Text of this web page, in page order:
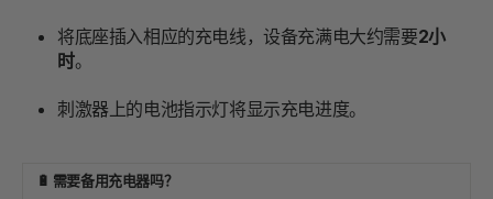
将底座插入相应的充电线，设备充满电大约需要2小
时。
刺激器上的电池指示灯将显示充电进度。
🔋 需要备用充电器吗？